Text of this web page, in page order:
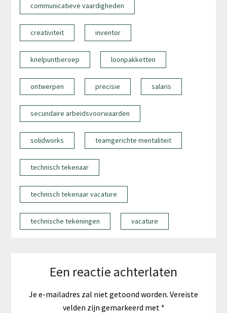
communicatieve vaardigheden
creativiteit inventor
knelpuntberoep loonpakketten
ontwerpen precisie salaris
secundaire arbeidsvoorwaarden
solidworks teamgerichte mentaliteit
technisch tekenaar
technisch tekenaar vacature
technische tekeningen vacature
Een reactie achterlaten
Je e-mailadres zal niet getoond worden. Vereiste
velden zijn gemarkeerd met *